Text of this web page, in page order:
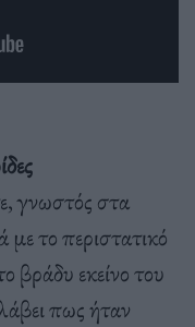
γνωστός στα
το περιστατικό
βράδυ εκείνο του
πως ήταν